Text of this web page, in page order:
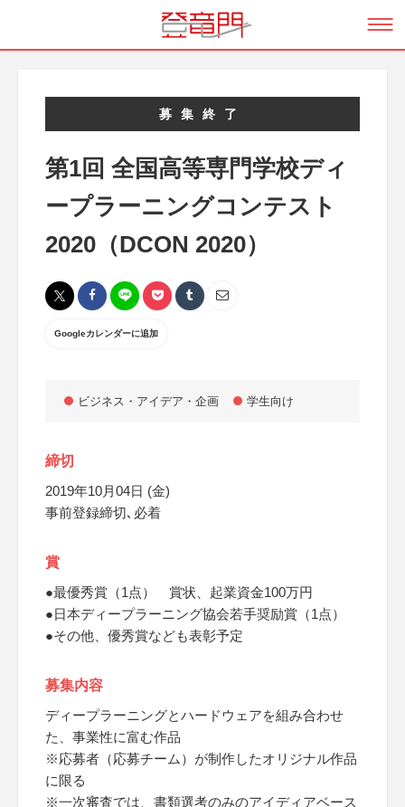
募集終了
第1回 全国高等専門学校ディ
ープラーニングコンテスト
2020（DCON 2020）
Googleカレンダーに追加
ビジネス・アイデア・企画 学生向け
締切
2019年10月04日 (金)
事前登録締切､必着
賞
●最優秀賞（1点） 賞状、起業資金100万円
●日本ディープラーニング協会若手奨励賞（1点）
●その他、優秀賞なども表彰予定
募集内容
ディープラーニングとハードウェアを組み合わせ
た、事業性に富む作品
※応募者（応募チーム）が制作したオリジナル作品
に限る
※一次審査では、書類選考のみのアイディアベース